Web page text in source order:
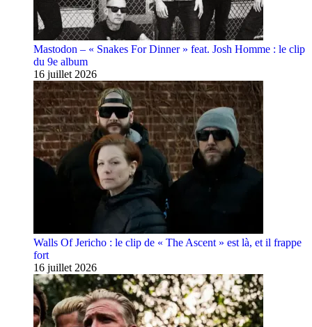
Mastodon – « Snakes For Dinner » feat. Josh Homme : le clip
du 9e album
16 juillet 2026
Walls Of Jericho : le clip de « The Ascent » est là, et il frappe
fort
16 juillet 2026